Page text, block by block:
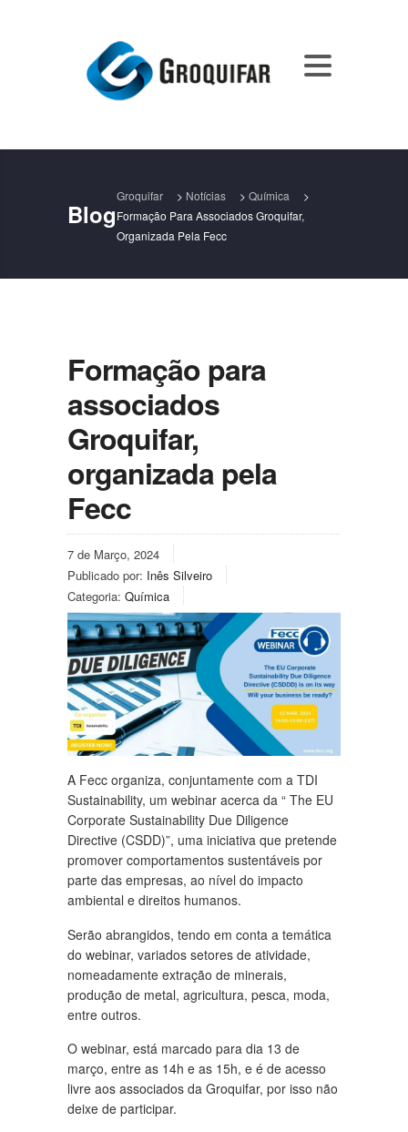
Blog
Groquifar > Notícias > Química
>
Formação Para Associados Groquifar,
Organizada Pela Fecc
Formação para
associados
Groquifar,
organizada pela
Fecc
7 de Março, 2024
Publicado por: Inês Silveiro
Categoria: Química
A Fecc organiza, conjuntamente com a TDI
Sustainability, um webinar acerca da “ The EU
Corporate Sustainability Due Diligence
Directive (CSDD)”, uma iniciativa que pretende
promover comportamentos sustentáveis por
parte das empresas, ao nível do impacto
ambiental e direitos humanos.
Serão abrangidos, tendo em conta a temática
do webinar, variados setores de atividade,
nomeadamente extração de minerais,
produção de metal, agricultura, pesca, moda,
entre outros.
O webinar, está marcado para dia 13 de
março, entre as 14h e as 15h, e é de acesso
livre aos associados da Groquifar, por isso não
deixe de participar.